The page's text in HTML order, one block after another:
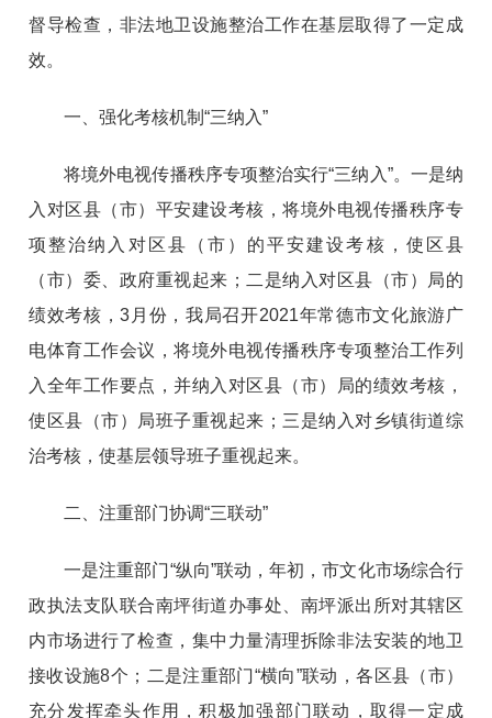
督导检查，非法地卫设施整治工作在基层取得了一定成
效。
一、强化考核机制“三纳入”
将境外电视传播秩序专项整治实行“三纳入”。一是纳
入对区县（市）平安建设考核，将境外电视传播秩序专
项整治纳入对区县（市）的平安建设考核，使区县
（市）委、政府重视起来；二是纳入对区县（市）局的
绩效考核，3月份，我局召开2021年常德市文化旅游广
电体育工作会议，将境外电视传播秩序专项整治工作列
入全年工作要点，并纳入对区县（市）局的绩效考核，
使区县（市）局班子重视起来；三是纳入对乡镇街道综
治考核，使基层领导班子重视起来。
二、注重部门协调“三联动”
一是注重部门“纵向”联动，年初，市文化市场综合行
政执法支队联合南坪街道办事处、南坪派出所对其辖区
内市场进行了检查，集中力量清理拆除非法安装的地卫
接收设施8个；二是注重部门“横向”联动，各区县（市）
充分发挥牵头作用，积极加强部门联动，取得一定成